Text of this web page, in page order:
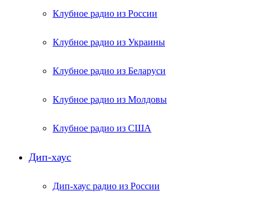
Клубное радио из России
Клубное радио из Украины
Клубное радио из Беларуси
Клубное радио из Молдовы
Клубное радио из США
Дип-хаус
Дип-хаус радио из России